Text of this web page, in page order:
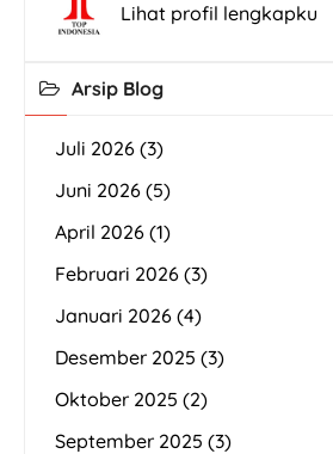
Lihat profil lengkapku
Arsip Blog
Juli 2026 (3)
Juni 2026 (5)
April 2026 (1)
Februari 2026 (3)
Januari 2026 (4)
Desember 2025 (3)
Oktober 2025 (2)
September 2025 (3)